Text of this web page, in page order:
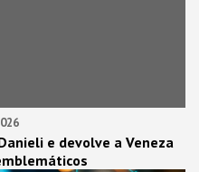
e devolve a Veneza